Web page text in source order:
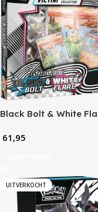
Black Bolt & White
61,95
UITVERKOCHT